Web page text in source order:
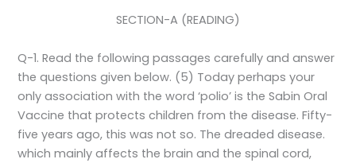
SECTION-A (READING)
Q-1. Read the following passages carefully and answer
the questions given below. (5) Today perhaps your
only association with the word ‘polio’ is the Sabin Oral
Vaccine that protects children from the disease. Fifty-
five years ago, this was not so. The dreaded disease.
which mainly affects the brain and the spinal cord,